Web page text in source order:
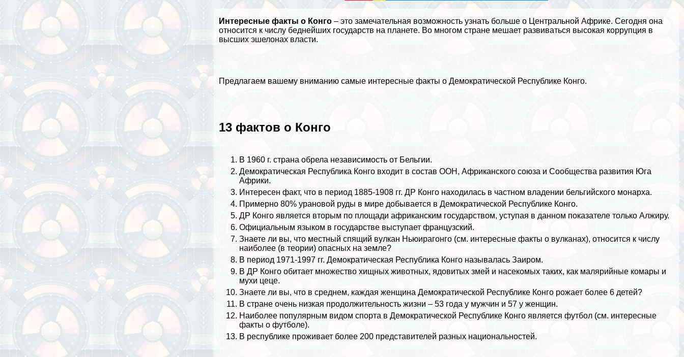
Интересные факты о Конго – это замечательная возможность узнать больше о Центральной Африке. Сегодня она
относится к числу беднейших государств на планете. Во многом стране мешает развиваться высокая коррупция в
высших эшелонах власти.
Предлагаем вашему вниманию самые интересные факты о Демократической Республике Конго.
13 фактов о Конго
В 1960 г. страна обрела независимость от Бельгии.
Демократическая Республика Конго входит в состав ООН, Африканского союза и Сообщества развития Юга
Африки.
Интересен факт, что в период 1885-1908 гг. ДР Конго находилась в частном владении бельгийского монарха.
Примерно 80% урановой руды в мире добывается в Демократической Республике Конго.
ДР Конго является вторым по площади африканским государством, уступая в данном показателе толькоАлжиру.
Официальным языком в государстве выступает французский.
Знаете ли вы, что местный спящий вулкан Ньюирагонго (см. интересные факты о вулканах), относится к числу
наиболее (в теории) опасных на земле?
В период 1971-1997 гг. Демократическая Республика Конго называлась Заиром.
В ДР Конго обитает множество хищных животных, ядовитыхзмей и насекомых таких, как малярийные комары и
мухи цеце.
Знаете ли вы, что в среднем, каждая женщина Демократической Республике Конго рожает более 6 детей?
В стране очень низкая продолжительность жизни – 53 года у мужчин и 57 у женщин.
Наиболее популярным видом спорта в Демократической Республике Конго является футбол (см. интересные
факты о футболе).
В республике проживает более 200 представителей разных национальностей.